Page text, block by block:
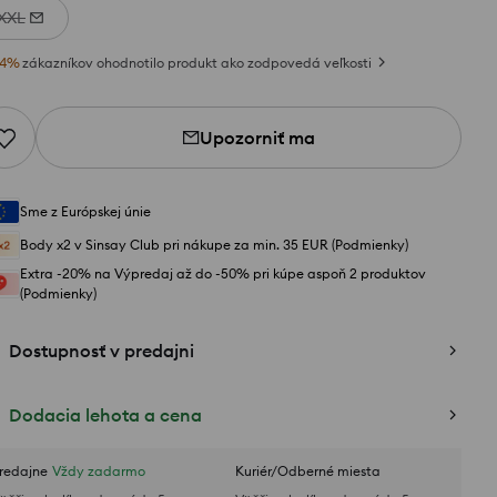
%zákazníkov ohodnotilo produkt ako zodpovedá veľkosti
Upozorniť ma
Sme z Európskej únie
Body x2 v Sinsay Club pri nákupe za min. 35 EUR (Podmienky)
Extra -20% na Výpredaj až do -50% pri kúpe aspoň 2 produktov
(Podmienky)
Dostupnosť v predajni
Dodacia lehota a cena
Vždy zadarmo
Kuriér/Odberné miesta